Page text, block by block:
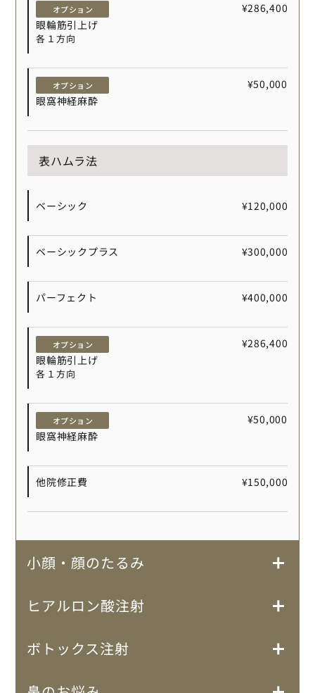
オプション
眼輪筋引上げ
各１方向
¥286,400
オプション
眼窩神経麻酔
¥50,000
表ハムラ法
ベーシック ¥120,000
ベーシックプラス ¥300,000
パーフェクト ¥400,000
オプション
眼輪筋引上げ
各１方向
¥286,400
オプション
眼窩神経麻酔
¥50,000
他院修正費 ¥150,000
小顔・顔のたるみ
ヒアルロン酸注射
ボトックス注射